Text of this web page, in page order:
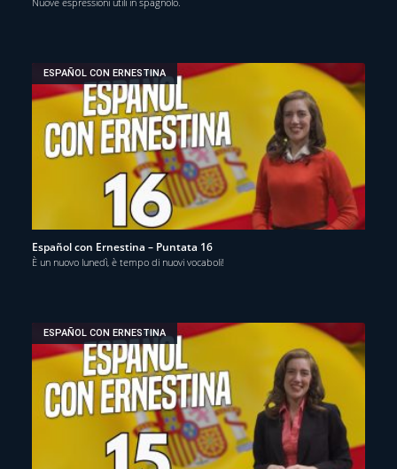
ESPAÑOL CON ERNESTINA
Español con Ernestina – Puntata 16
È un nuovo lunedì, è tempo di nuovi vocaboli!
ESPAÑOL CON ERNESTINA